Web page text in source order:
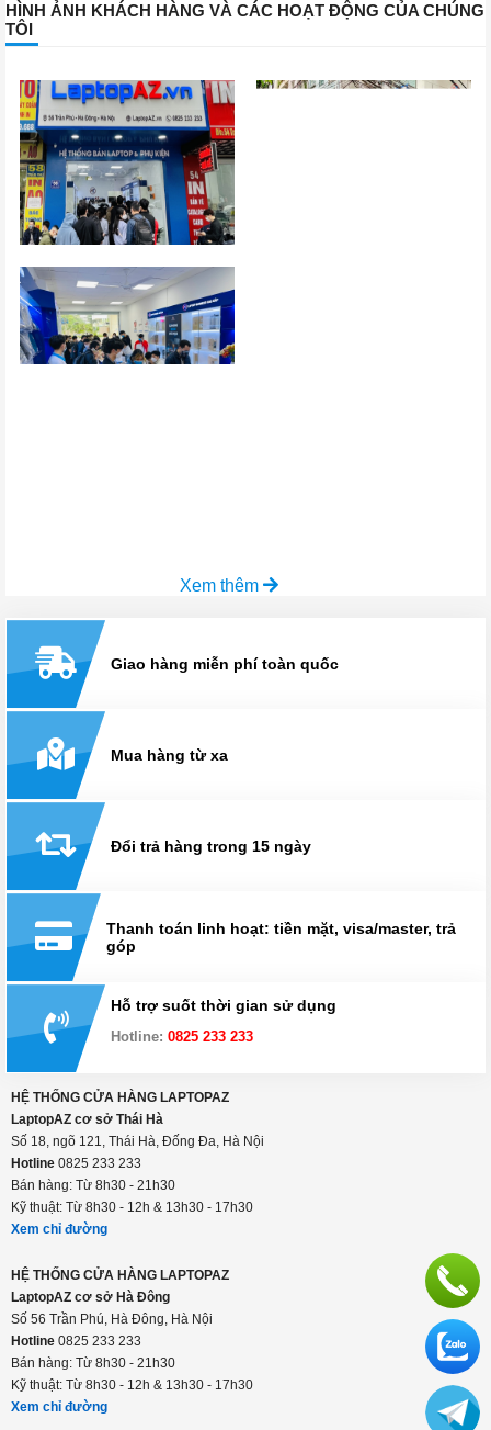
HÌNH ẢNH KHÁCH HÀNG VÀ CÁC HOẠT ĐỘNG CỦA CHÚNG
TÔI
Đổi trả hàng trong 15 ngày
góp
Hỗ trợ suốt thời gian sử dụng
Hotline:0825 233 233
LaptopAZ cơ sở Thái Hà
Số 18, ngõ 121, Thái Hà, Đống Đa, Hà Nội
Hotline0825 233 233
Bán hàng: Từ 8h30 - 21h30
Kỹ thuật: Từ 8h30 - 12h & 13h30 - 17h30
Xem chỉ đường